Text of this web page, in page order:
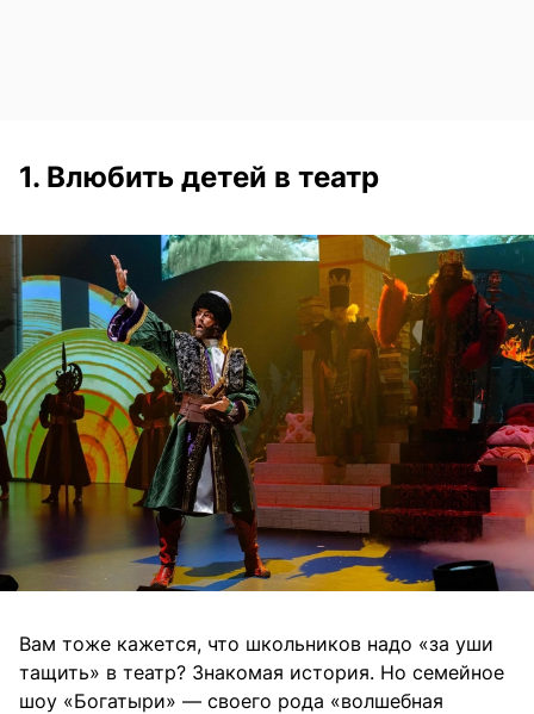
1. Влюбить детей в театр
Вам тоже кажется, что школьников надо «за уши
тащить» в театр? Знакомая история. Но семейное
шоу «Богатыри» — своего рода «волшебная